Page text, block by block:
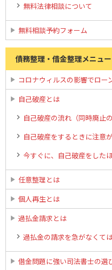
無料法律相談について
無料相談予約フォーム
債務整理・借金整理メニュー
コロナウィルスの影響でロー
自己破産とは
自己破産の流れ（同時廃止の
自己破産をするときに注意
今すぐに、自己破産をした
任意整理とは
個人再生とは
過払金請求とは
過払金の請求を急がなくて
借金問題に強い司法書士の選